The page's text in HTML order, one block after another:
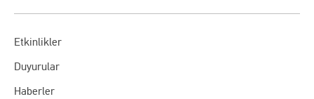
Etkinlikler
Duyurular
Haberler